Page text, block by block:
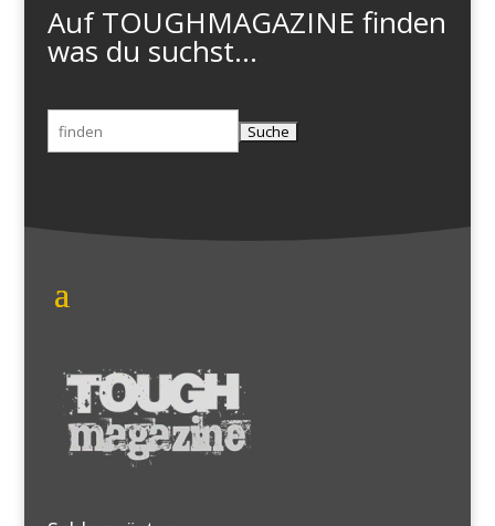
Auf TOUGHMAGAZINE finden
was du suchst...
Suchen
nach: